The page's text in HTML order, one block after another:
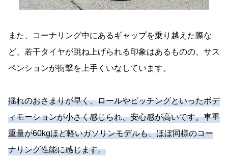
また、コーナリング中にあるギャップを乗り越えた際な
ど、若干タイヤが跳ね上げられる印象はあるものの、サス
ペンションが衝撃を上手くいなしています。
揺れのおさまりが早く、ロールやピッチングといったボデ
ィモーションが小さく感じられ、安心感が高いです。車重
重量が60kgほど軽いガソリンモデルも、ほぼ同様のコー
ナリング性能に感じます。